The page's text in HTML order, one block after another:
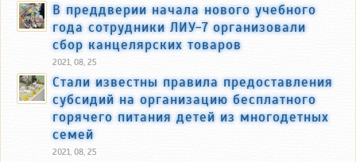
В преддверии начала нового учебного
года сотрудники ЛИУ-7 организовали
сбор канцелярских товаров
2021, 08, 25
Стали известны правила предоставления
субсидий на организацию бесплатного
горячего питания детей из многодетных
семей
2021, 08, 25